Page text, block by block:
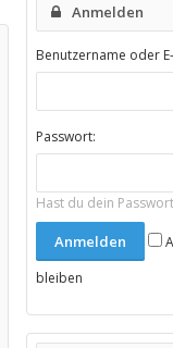
Anmelden
Benutzername oder
Passwort:
Hast du dein
bleiben